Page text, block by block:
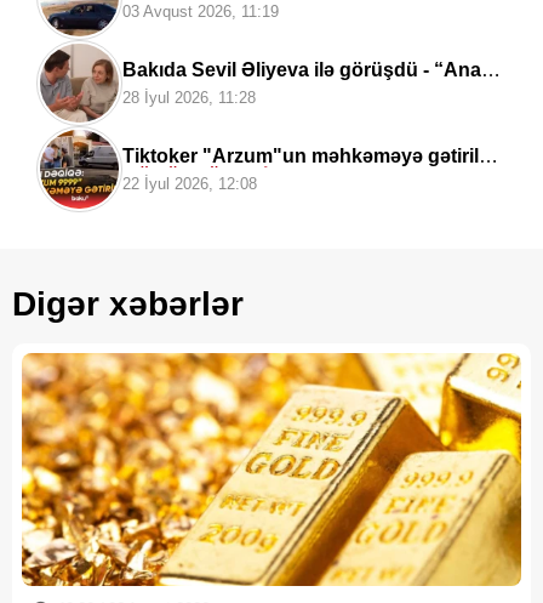
03 Avqust 2026, 11:19
Bakıda Sevil Əliyeva ilə görüşdü - “Ana”
mahnısını oxudu+
28 İyul 2026, 11:28
Tiktoker "Arzum"un məhkəməyə gətirilmə
GÖRÜNTÜLƏRİ
22 İyul 2026, 12:08
Digər xəbərlər